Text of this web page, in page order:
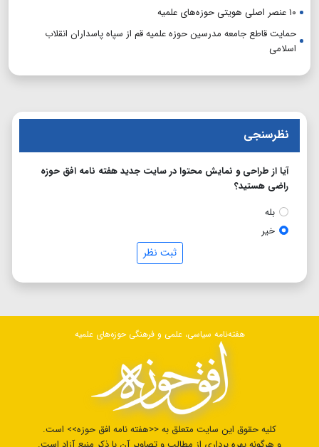
۱۰ عنصر اصلی هویتی حوزه‌های علمیه
حمایت قاطع جامعه مدرسین حوزه علمیه قم از سپاه پاسداران انقلاب
اسلامی
نظرسنجی
آیا از طراحی و نمایش محتوا در سایت جدید هفته نامه افق حوزه
راضی هستید؟
بله
خیر
ثبت نظر
هفته‌نامه سیاسی، علمی و فرهنگی حوزه‌های علمیه
کلیه حقوق این سایت متعلق به <<هفته نامه افق حوزه>> است.